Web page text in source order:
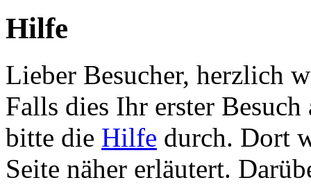
Hilfe
Lieber Besucher, herzlich
Falls dies Ihr erster
bitte die Hilfe durch. Dort
Seite näher erläutert.